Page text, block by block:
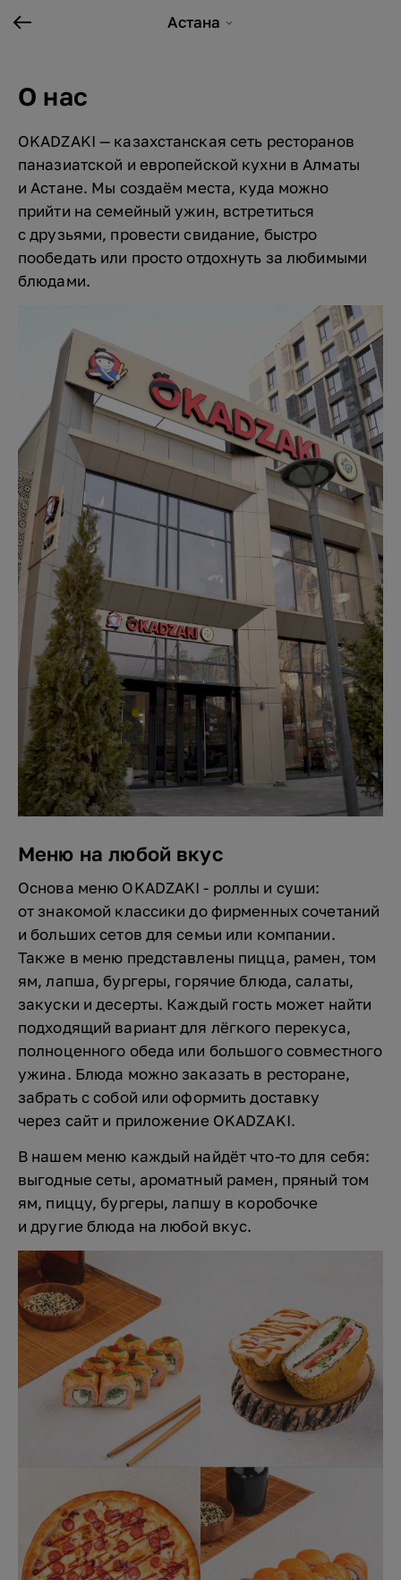
Астана
О нас
OKADZAKI — казахстанская сеть ресторанов
паназиатской и европейской кухни в Алматы
и Астане. Мы создаём места, куда можно
прийти на семейный ужин, встретиться
с друзьями, провести свидание, быстро
пообедать или просто отдохнуть за любимыми
блюдами.
Меню на любой вкус
Основа меню OKADZAKI - роллы и суши:
от знакомой классики до фирменных сочетаний
и больших сетов для семьи или компании.
Также в меню представлены пицца, рамен, том
ям, лапша, бургеры, горячие блюда, салаты,
закуски и десерты. Каждый гость может найти
подходящий вариант для лёгкого перекуса,
полноценного обеда или большого совместного
ужина. Блюда можно заказать в ресторане,
забрать с собой или оформить доставку
через сайт и приложение OKADZAKI.
В нашем меню каждый найдёт что-то для себя:
выгодные сеты, ароматный рамен, пряный том
ям, пиццу, бургеры, лапшу в коробочке
и другие блюда на любой вкус.